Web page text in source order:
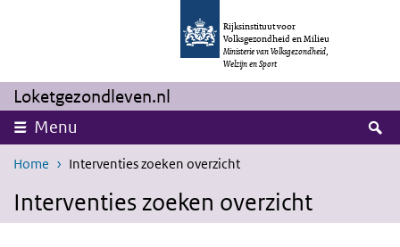
Overslaan en naar de inhoud gaan
Rijksinstituut voor
Volksgezondheid en Milieu
Ministerie van Volksgezondheid,
Welzijn en Sport
Loketgezondleven.nl
Menu
Home Interventies zoeken overzicht
Interventies zoeken overzicht